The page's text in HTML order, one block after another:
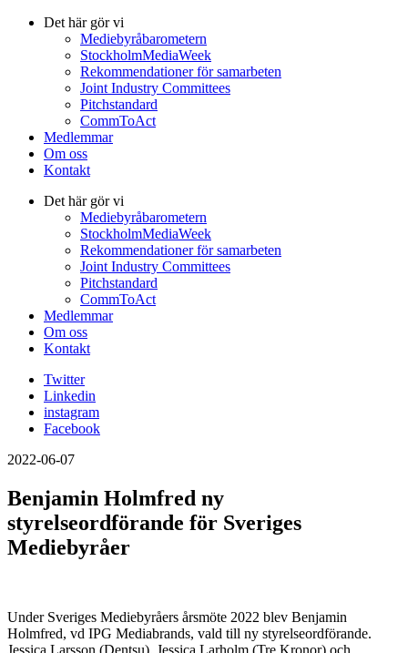
Det här gör vi
Mediebyråbarometern
StockholmMediaWeek
Rekommendationer för samarbeten
Joint Industry Committees
Pitchstandard
CommToAct
Medlemmar
Om oss
Kontakt
Det här gör vi
Mediebyråbarometern
StockholmMediaWeek
Rekommendationer för samarbeten
Joint Industry Committees
Pitchstandard
CommToAct
Medlemmar
Om oss
Kontakt
Twitter
Linkedin
instagram
Facebook
2022-06-07
Benjamin Holmfred ny
styrelseordförande för Sveriges
Mediebyråer
Under Sveriges Mediebyråers årsmöte 2022 blev Benjamin
Holmfred, vd IPG Mediabrands, vald till ny styrelseordförande.
Jessica Larsson (Dentsu), Jessica Larholm (Tre Kronor) och